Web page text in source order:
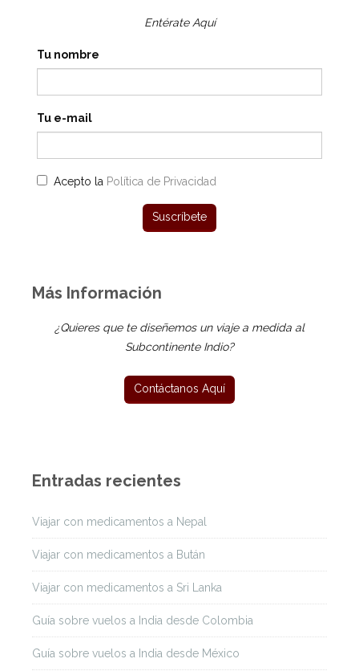
Entérate Aquí
Tu nombre
Tu e-mail
Acepto la Política de Privacidad
Más Información
¿Quieres que te diseñemos un viaje a medida al
Subcontinente Indio?
Entradas recientes
Viajar con medicamentos a Nepal
Viajar con medicamentos a Bután
Viajar con medicamentos a Sri Lanka
Guía sobre vuelos a India desde Colombia
Guía sobre vuelos a India desde México